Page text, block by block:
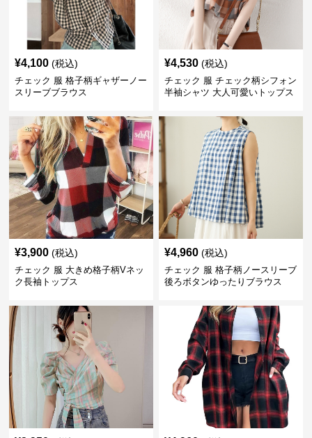
¥4,100 (税込)
チェック 服 格子柄ギャザーノー
スリーブブラウス
¥4,530 (税込)
チェック 服 チェック柄シフォン
半袖シャツ 大人可愛いトップス
¥3,900 (税込)
チェック 服 大きめ格子柄Vネッ
ク長袖トップス
¥4,960 (税込)
チェック 服 格子柄ノースリーブ
後ろボタンゆったりブラウス